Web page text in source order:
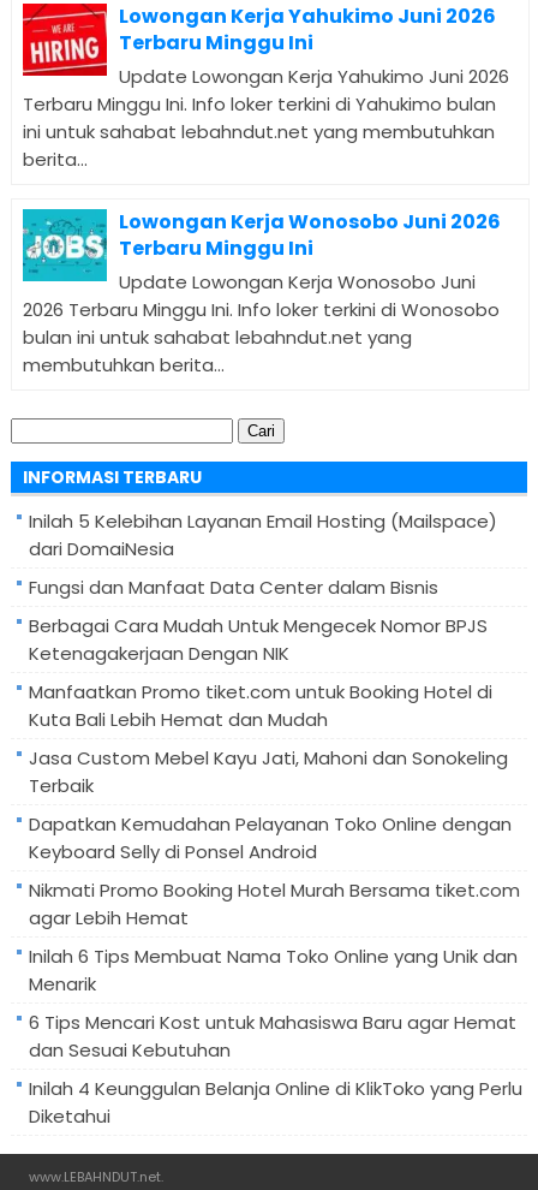
Lowongan Kerja Yahukimo Juni 2026
Terbaru Minggu Ini
Update Lowongan Kerja Yahukimo Juni 2026
Terbaru Minggu Ini. Info loker terkini di Yahukimo bulan
ini untuk sahabat lebahndut.net yang membutuhkan
berita...
Lowongan Kerja Wonosobo Juni 2026
Terbaru Minggu Ini
Update Lowongan Kerja Wonosobo Juni
2026 Terbaru Minggu Ini. Info loker terkini di Wonosobo
bulan ini untuk sahabat lebahndut.net yang
membutuhkan berita...
Cari
untuk:
INFORMASI TERBARU
Inilah 5 Kelebihan Layanan Email Hosting (Mailspace)
dari DomaiNesia
Fungsi dan Manfaat Data Center dalam Bisnis
Berbagai Cara Mudah Untuk Mengecek Nomor BPJS
Ketenagakerjaan Dengan NIK
Manfaatkan Promo tiket.com untuk Booking Hotel di
Kuta Bali Lebih Hemat dan Mudah
Jasa Custom Mebel Kayu Jati, Mahoni dan Sonokeling
Terbaik
Dapatkan Kemudahan Pelayanan Toko Online dengan
Keyboard Selly di Ponsel Android
Nikmati Promo Booking Hotel Murah Bersama tiket.com
agar Lebih Hemat
Inilah 6 Tips Membuat Nama Toko Online yang Unik dan
Menarik
6 Tips Mencari Kost untuk Mahasiswa Baru agar Hemat
dan Sesuai Kebutuhan
Inilah 4 Keunggulan Belanja Online di KlikToko yang Perlu
Diketahui
www.LEBAHNDUT.net.